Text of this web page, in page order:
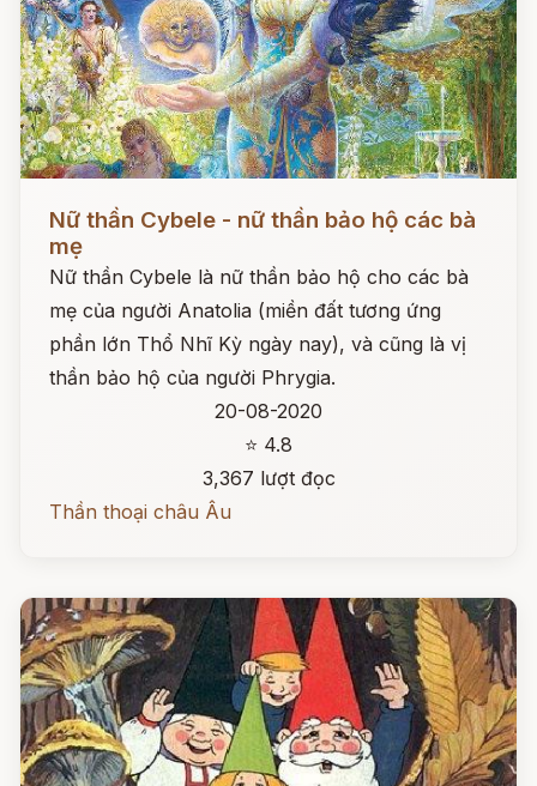
Nữ thần Cybele - nữ thần bảo hộ các bà
mẹ
Nữ thần Cybele là nữ thần bảo hộ cho các bà
mẹ của người Anatolia (miền đất tương ứng
phần lớn Thổ Nhĩ Kỳ ngày nay), và cũng là vị
thần bảo hộ của người Phrygia.
20-08-2020
⭐ 4.8
3,367 lượt đọc
Thần thoại châu Âu